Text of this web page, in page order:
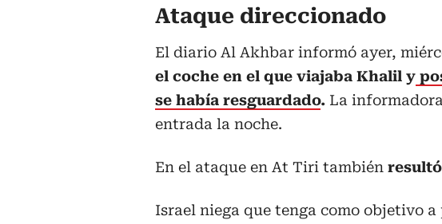
Ataque direccionado
El diario Al Akhbar informó ayer,
el coche en el que viajaba Khalil y
se había resguardado. La
entrada la noche.
En el ataque en At Tiri también
Israel niega que tenga como objetivo